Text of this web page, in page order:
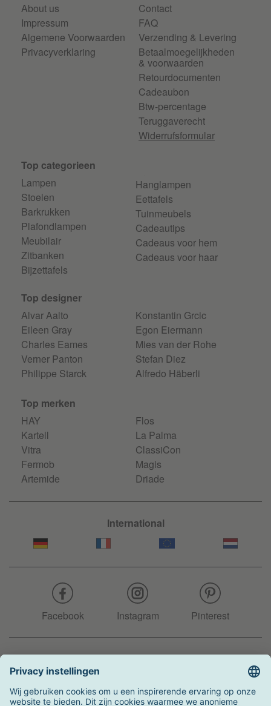
About us
Impressum
Algemene Voorwaarden
Privacyverklaring
Contact
FAQ
Verzending & Levering
Betaalmoegelijkheden
& voorwaarden
Retourdocumenten
Cadeaubon
Btw-percentage
Teruggaverecht
Widerrufsformular
Top categorieen
Lampen
Stoelen
Barkrukken
Plafondlampen
Meubilair
Zitbanken
Bijzettafels
Hanglampen
Eettafels
Tuinmeubels
Cadeautips
Cadeaus voor hem
Cadeaus voor haar
Top designer
Alvar Aalto
Eileen Gray
Charles Eames
Verner Panton
Philippe Starck
Konstantin Grcic
Egon Eiermann
Mies van der Rohe
Stefan Diez
Alfredo Häberli
Top merken
HAY
Kartell
Vitra
Fermob
Artemide
Flos
La Palma
ClassiCon
Magis
Driade
International
Facebook Instagram Pinterest
+31 204 990 283